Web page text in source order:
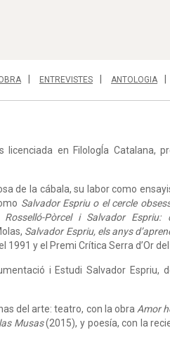
ENTREVISTES ANTOLOGIA
licenciada en FilologÍa Catalana,
de la cábala, su labor como
Salvador Espriu o el cercle
Pòrcel i Salvador Espriu:
Salvador Espriu, els anys
1991 y el Premi Crítica Serra d’Or del
i Estudi Salvador Espriu,
del arte: teatro, con la obra Amor
Musas(2015), y poesía, con la